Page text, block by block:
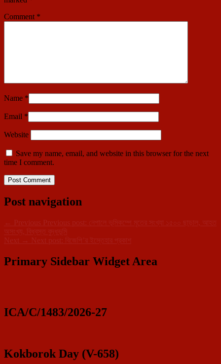
Comment *
Name *
Email *
Website
Save my name, email, and website in this browser for the next
time I comment.
Post navigation
← Previous Previous post:
নেপালে ভূমিকম্পে মৃতের সংখ্যা ১৫০০ ছাড়াল, আহত
অসংখ্য, বিধ্বস্ত বুদ্ধভূমি
Next → Next post: বিজেপি’র ইস্তেহার প্রকাশ
Primary Sidebar Widget Area
ICA/C/1483/2026-27
Kokborok Day (V-658)